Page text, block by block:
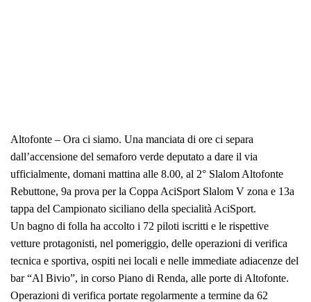
Altofonte – Ora ci siamo. Una manciata di ore ci separa
dall’accensione del semaforo verde deputato a dare il via
ufficialmente, domani mattina alle 8.00, al 2° Slalom Altofonte
Rebuttone, 9a prova per la Coppa AciSport Slalom V zona e 13a
tappa del Campionato siciliano della specialità AciSport.
Un bagno di folla ha accolto i 72 piloti iscritti e le rispettive
vetture protagonisti, nel pomeriggio, delle operazioni di verifica
tecnica e sportiva, ospiti nei locali e nelle immediate adiacenze del
bar “Al Bivio”, in corso Piano di Renda, alle porte di Altofonte.
Operazioni di verifica portate regolarmente a termine da 62